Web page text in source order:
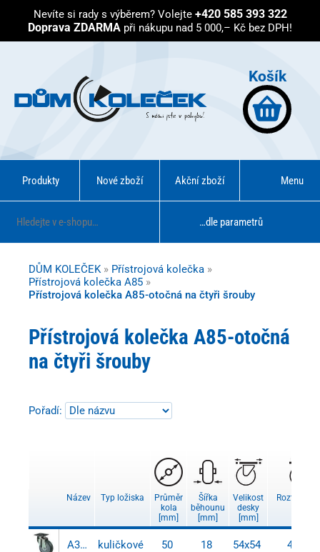
Nevíte si rady s výběrem? Volejte +420 585 393 322
Doprava ZDARMA při nákupu nad 5 000,– Kč bez DPH!
Košík
Produkty Nové zboží Akční zboží Menu
…dle parametrů
DŮM KOLEČEK» Přístrojová kolečka »
Přístrojová kolečka A85 »
Přístrojová kolečka A85-otočná na čtyři šrouby
Přístrojová kolečka A85-otočná
na čtyři šrouby
Pořadí:
Název Typ ložiska
Průměr
kola
[mm]
Šířka
běhounu
[mm]
Velikost
desky
[mm]
Rozteč
A300.A85.050 kuličkové 50 18 54x54 40x40